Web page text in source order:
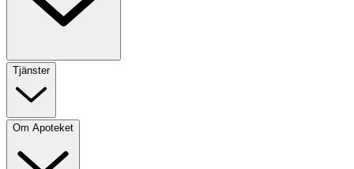
Tjänster
Om Apoteket